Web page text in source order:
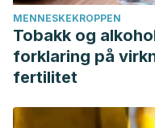
MENNESKEKROPPEN
Tobakk og
forklaring på
fertilitet